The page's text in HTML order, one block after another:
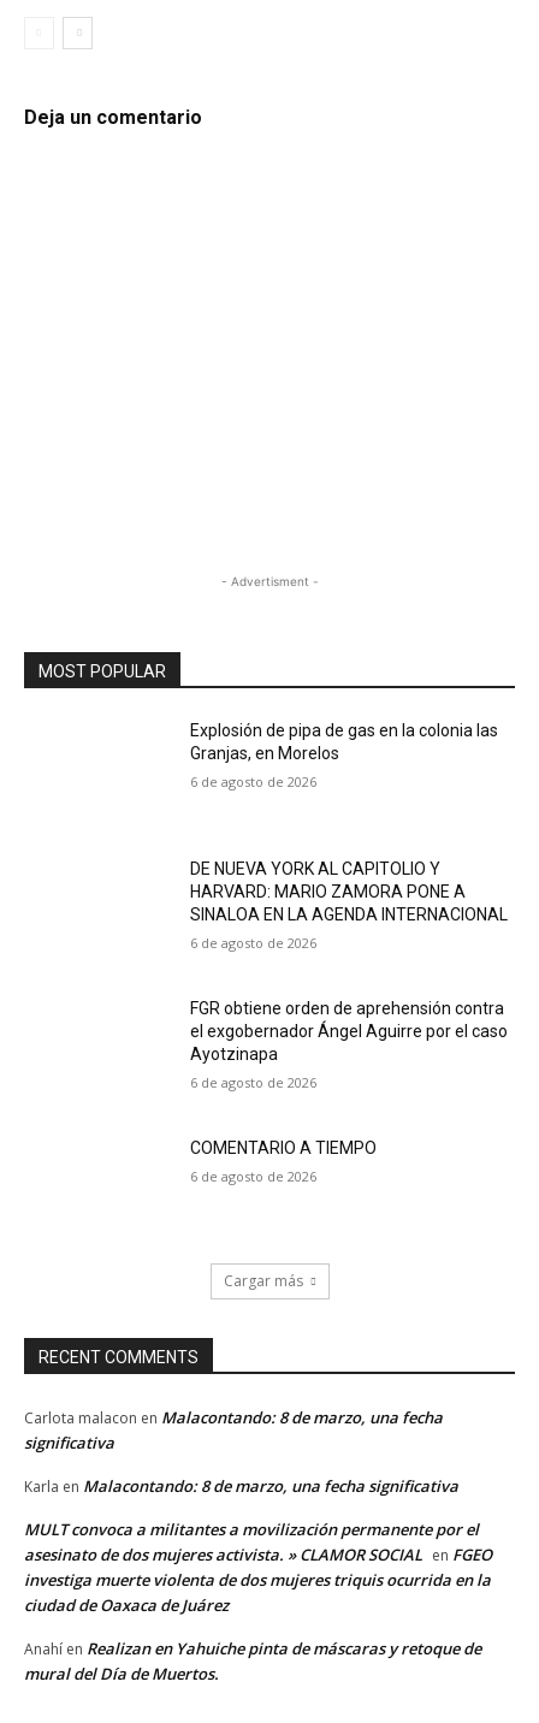
Deja un comentario
- Advertisment -
MOST POPULAR
Explosión de pipa de gas en la colonia las
Granjas, en Morelos
6 de agosto de 2026
DE NUEVA YORK AL CAPITOLIO Y
HARVARD: MARIO ZAMORA PONE A
SINALOA EN LA AGENDA INTERNACIONAL
6 de agosto de 2026
FGR obtiene orden de aprehensión contra
el exgobernador Ángel Aguirre por el caso
Ayotzinapa
6 de agosto de 2026
COMENTARIO A TIEMPO
6 de agosto de 2026
Cargar más
RECENT COMMENTS
Carlota malacon en Malacontando: 8 de marzo, una fecha
significativa
Karla en Malacontando: 8 de marzo, una fecha significativa
MULT convoca a militantes a movilización permanente por el
asesinato de dos mujeres activista. » CLAMOR SOCIAL en FGEO
investiga muerte violenta de dos mujeres triquis ocurrida en la
ciudad de Oaxaca de Juárez
Anahí en Realizan en Yahuiche pinta de máscaras y retoque de
mural del Día de Muertos.